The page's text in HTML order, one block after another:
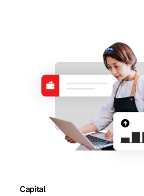
Capital